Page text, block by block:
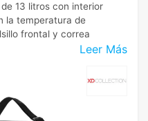
Leer Más
13 litros con interior
la temperatura de
frontal y correa